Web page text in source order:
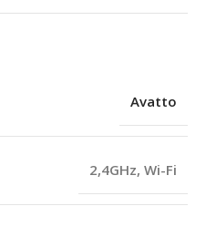
Avatto
2,4GHz, Wi-Fi